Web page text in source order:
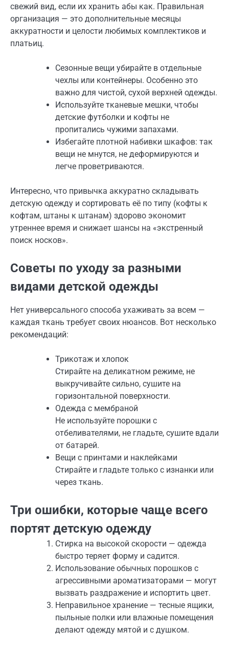
свежий вид, если их хранить абы как. Правильная
организация — это дополнительные месяцы
аккуратности и целости любимых комплектиков и
платьиц.
Сезонные вещи убирайте в отдельные
чехлы или контейнеры. Особенно это
важно для чистой, сухой верхней одежды.
Используйте тканевые мешки, чтобы
детские футболки и кофты не
пропитались чужими запахами.
Избегайте плотной набивки шкафов: так
вещи не мнутся, не деформируются и
легче проветриваются.
Интересно, что привычка аккуратно складывать
детскую одежду и сортировать её по типу (кофты к
кофтам, штаны к штанам) здорово экономит
утреннее время и снижает шансы на «экстренный
поиск носков».
Советы по уходу за разными
видами детской одежды
Нет универсального способа ухаживать за всем —
каждая ткань требует своих нюансов. Вот несколько
рекомендаций:
Трикотаж и хлопок
Стирайте на деликатном режиме, не
выкручивайте сильно, сушите на
горизонтальной поверхности.
Одежда с мембраной
Не используйте порошки с
отбеливателями, не гладьте, сушите вдали
от батарей.
Вещи с принтами и наклейками
Стирайте и гладьте только с изнанки или
через ткань.
Три ошибки, которые чаще всего
портят детскую одежду
Стирка на высокой скорости — одежда
быстро теряет форму и садится.
Использование обычных порошков с
агрессивными ароматизаторами — могут
вызвать раздражение и испортить цвет.
Неправильное хранение — тесные ящики,
пыльные полки или влажные помещения
делают одежду мятой и с душком.